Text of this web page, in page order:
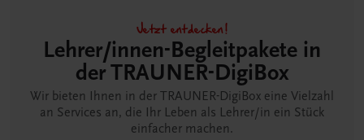
Jetzt entdecken!
Lehrer/innen-Begleitpakete in
der TRAUNER-DigiBox
Wir bieten Ihnen in der TRAUNER-DigiBox eine Vielzahl
an Services an, die Ihr Leben als Lehrer/in ein Stück
einfacher machen.